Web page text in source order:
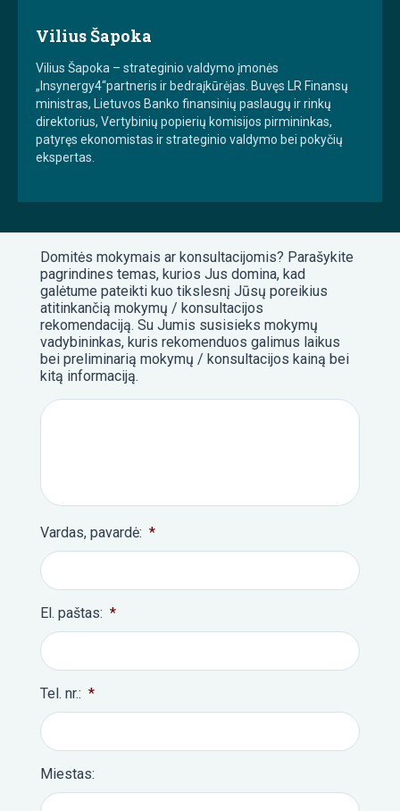
Vilius Šapoka
Vilius Šapoka – strateginio valdymo įmonės
„Insynergy4“partneris ir bedraįkūrėjas. Buvęs LR Finansų
ministras, Lietuvos Banko finansinių paslaugų ir rinkų
direktorius, Vertybinių popierių komisijos pirmininkas,
patyręs ekonomistas ir strateginio valdymo bei pokyčių
ekspertas.
Domitės mokymais ar konsultacijomis? Parašykite
pagrindines temas, kurios Jus domina, kad
galėtume pateikti kuo tikslesnį Jūsų poreikius
atitinkančią mokymų / konsultacijos
rekomendaciją. Su Jumis susisieks mokymų
vadybininkas, kuris rekomenduos galimus laikus
bei preliminarią mokymų / konsultacijos kainą bei
kitą informaciją.
Vardas, pavardė: *
El. paštas: *
Tel. nr.: *
Miestas: